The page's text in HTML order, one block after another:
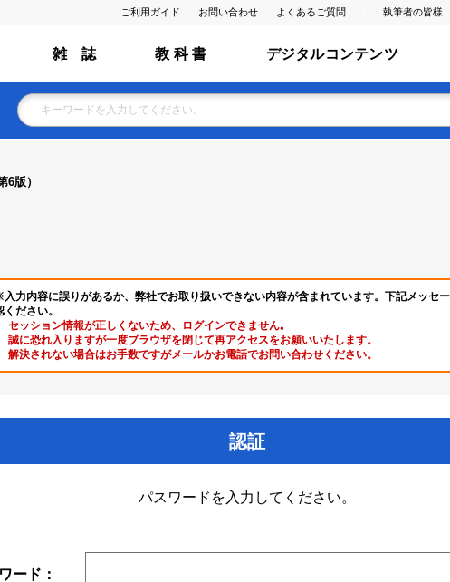
ご利用ガイド お問い合わせ よくあるご質問 執筆者の皆様
雑 誌 教 科 書 デジタルコンテンツ
版）
力内容に誤りがあるか、弊社でお取り扱いできない内容が含まれています。下記メッセ
ください。
セッション情報が正しくないため、ログインできません｡
誠に恐れ入りますが一度ブラウザを閉じて再アクセスをお願いいたします。
解決されない場合はお手数ですがメールかお電話でお問い合わせください。
認証
パスワードを入力してください。
ード：